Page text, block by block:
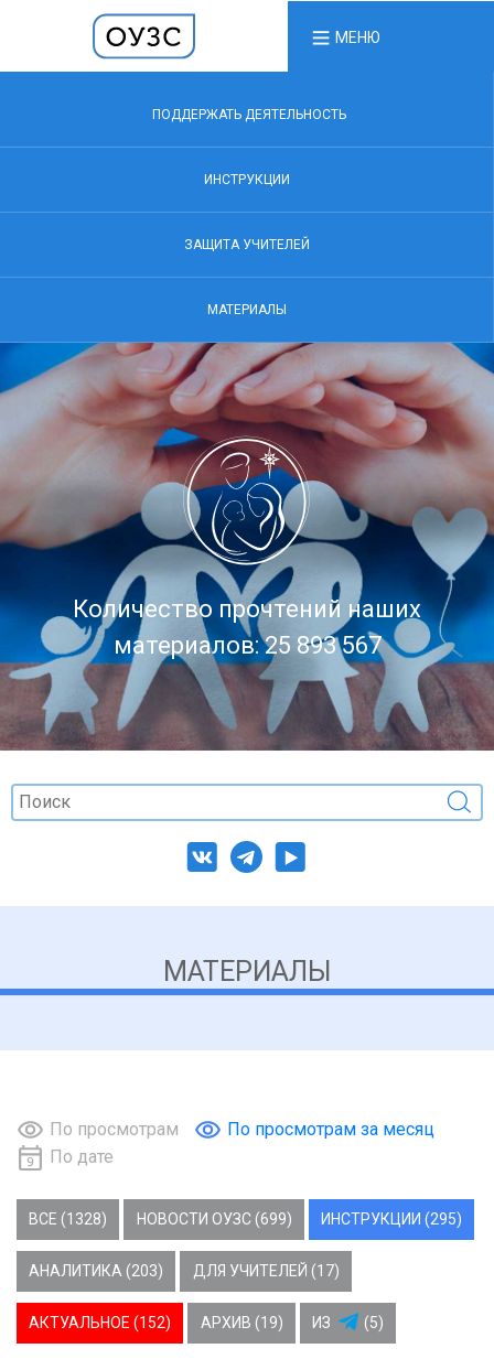
МЕНЮ
ПОДДЕРЖАТЬ ДЕЯТЕЛЬНОСТЬ
ИНСТРУКЦИИ
ЗАЩИТА УЧИТЕЛЕЙ
МАТЕРИАЛЫ
Количество прочтений наших
материалов: 25 893 567
МАТЕРИАЛЫ
По просмотрам
По просмотрам за месяц
По дате
ВСЕ (1328) НОВОСТИ ОУЗС (699) ИНСТРУКЦИИ (295)
АНАЛИТИКА (203) ДЛЯ УЧИТЕЛЕЙ (17)
АКТУАЛЬНОЕ (152) АРХИВ (19) ИЗ (5)